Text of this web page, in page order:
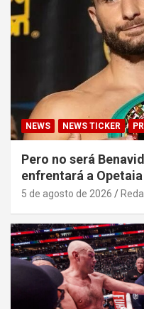
NEWS NEWS TICKER
Pero no será
enfrentará a Opetaia
5 de agosto de 2026